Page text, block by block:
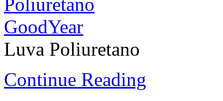
Luva Poliuretano
Continue Reading